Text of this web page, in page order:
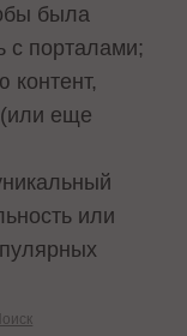
была
с порталами;
контент,
еще
или